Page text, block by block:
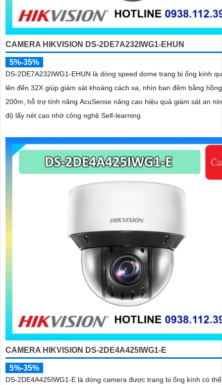
CAMERA HIKVISION DS-2DE7A232IWG1-EHUN
5%-35%
DS-2DE7A232IWG1-EHUN là dòng speed dome trang bị ống kính
lên đến 32X giúp giám sát khoảng cách xa, nhìn ban đêm bằng
200m, hỗ trợ tính năng AcuSense nâng cao hiệu quả giám sát an
độ lấy nét cao nhờ công nghệ Self-learning
CAMERA HIKVISION DS-2DE4A425IWG1-E
5%-35%
DS-2DE4A425IWG1-E là dòng camera được trang bị ống kính có